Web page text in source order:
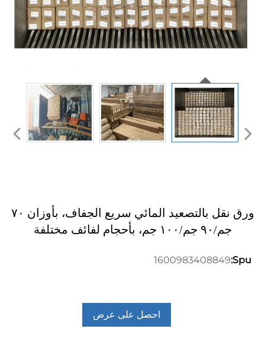
ورق نقل بالتصعيد المائي سريع الجفاف، بأوزان ٧٠
جم/٩٠ جم/١٠٠ جم، بأحجام لفائف مختلفة
Spu:
1600983408849
احصل على عرض